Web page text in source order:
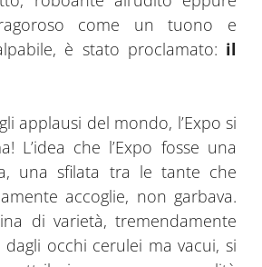
come un tuono e
è stato proclamato: il
applausi del mondo, l’Expo si
L’idea che l’Expo fosse una
una sfilata tra le tante che
accoglie, non garbava.
di varietà, tremendamente
occhi cerulei ma vacui, si